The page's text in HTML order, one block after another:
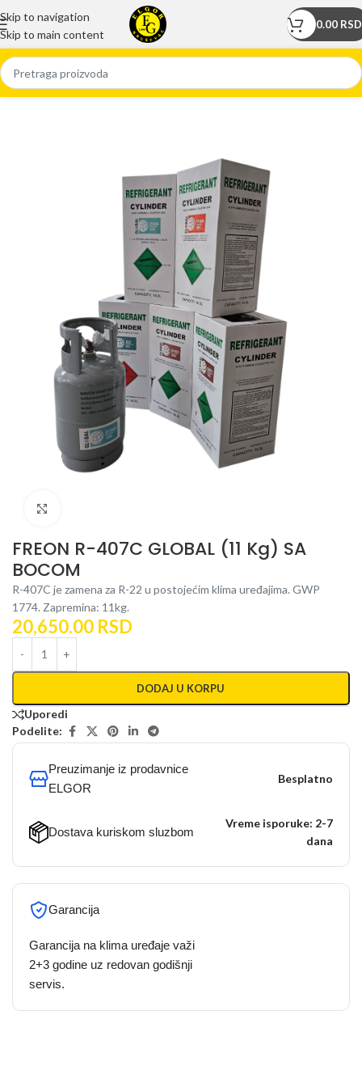
Skip to navigation
Skip to main content
0.00 RSD
Početna/Prodavnica/Freoni
FREON R-407C GLOBAL (11 Kg) SA
BOCOM
R-407C je zamena za R-22 u postojećim klima uređajima. GWP
1774. Zapremina: 11kg.
20,650.00 RSD
DODAJ U KORPU
Uporedi
Podelite:
Preuzimanje iz prodavnice
ELGOR
Besplatno
Dostava kuriskom sluzbom
Vreme isporuke: 2-7
dana
Garancija
Garancija na klima uređaje važi
2+3 godine uz redovan godišnji
servis.